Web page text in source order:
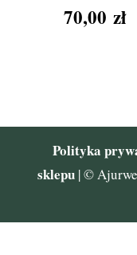
70,00zł
Polityka
sklepu | ©